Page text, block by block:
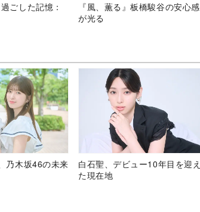
ごした記憶：
『風、薫る』板橋駿谷の安心感
が光る
乃木坂46の未来
白石聖、デビュー10年目を迎え
た現在地